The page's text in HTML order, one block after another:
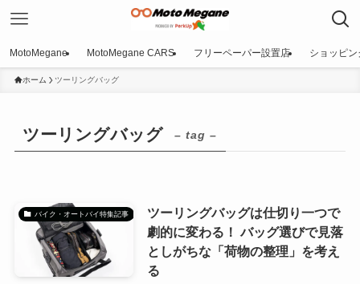
MotoMegane MotoMegane CARS フリーペーパー設置店 ショッピン
ホーム ツーリングバッグ
ツーリングバッグ – tag –
バイク・オートバイ特集記事
ツーリングバッグは仕切り一つで
劇的に変わる！ バッグ選びで見落
としがちな「荷物の整理」を考え
る